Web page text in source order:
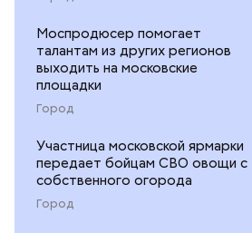
Моспродюсер помогает
талантам из других регионов
выходить на московские
площадки
Город
Участница московской ярмарки
передает бойцам СВО овощи с
собственного огорода
Город